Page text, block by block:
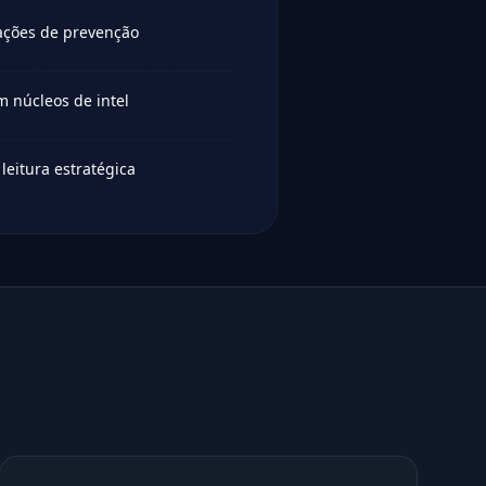
de prevenção
núcleos de intel
estratégica